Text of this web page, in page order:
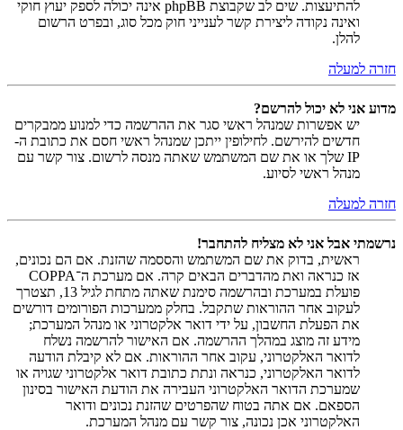
להתיעצות. שים לב שקבוצת phpBB אינה יכולה לספק יעוץ חוקי
ואינה נקודה ליצירת קשר לענייני חוק מכל סוג, ובפרט הרשום
להלן.
חזרה למעלה
מדוע אני לא יכול להרשם?
יש אפשרות שמנהל ראשי סגר את ההרשמה כדי למנוע ממבקרים
חדשים להירשם. לחילופין ייתכן שמנהל ראשי חסם את כתובת ה-
IP שלך או את שם המשתמש שאתה מנסה לרשום. צור קשר עם
מנהל ראשי לסיוע.
חזרה למעלה
נרשמתי אבל אני לא מצליח להתחבר!
ראשית, בדוק את שם המשתמש והססמה שהזנת. אם הם נכונים,
אז כנראה ואת מהדברים הבאים קרה. אם מערכת ה־COPPA
פועלת במערכת ובהרשמה סימנת שאתה מתחת לגיל 13, תצטרך
לעקוב אחר ההוראות שתקבל. בחלק ממערכות הפורומים דורשים
את הפעלת החשבון, על ידי דואר אלקטרוני או מנהל המערכת;
מידע זה מוצג במהלך ההרשמה. אם האישור להרשמה נשלח
לדואר האלקטרוני, עקוב אחר ההוראות. אם לא קיבלת הודעה
לדואר האלקטרוני, כנראה ונתת כתובת דואר אלקטרוני שגויה או
שמערכת הדואר האלקטרוני העבירה את הודעת האישור בסינון
הספאם. אם אתה בטוח שהפרטים שהזנת נכונים ודואר
האלקטרוני אכן נכונה, צור קשר עם מנהל המערכת.